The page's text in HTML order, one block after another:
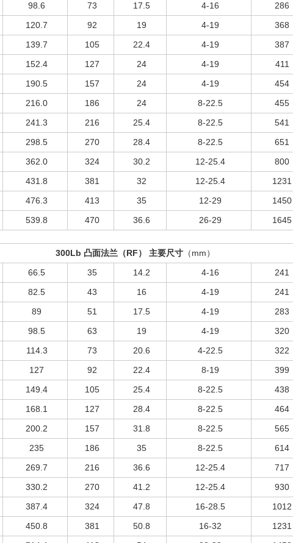
98.6 73 17.5 4-16 286
120.7 92 19 4-19 368
139.7 105 22.4 4-19 387
152.4 127 24 4-19 411
190.5 157 24 4-19 454
216.0 186 24 8-22.5 455
241.3 216 25.4 8-22.5 541
298.5 270 28.4 8-22.5 651
362.0 324 30.2 12-25.4 800
431.8 381 32 12-25.4 1231
476.3 413 35 12-29 1450
539.8 470 36.6 26-29 1645
300Lb 凸面法兰（RF） 主要尺寸 （mm）
66.5 35 14.2 4-16 241
82.5 43 16 4-19 241
89 51 17.5 4-19 283
98.5 63 19 4-19 320
114.3 73 20.6 4-22.5 322
127 92 22.4 8-19 399
149.4 105 25.4 8-22.5 438
168.1 127 28.4 8-22.5 464
200.2 157 31.8 8-22.5 565
235 186 35 8-22.5 614
269.7 216 36.6 12-25.4 717
330.2 270 41.2 12-25.4 930
387.4 324 47.8 16-28.5 1012
450.8 381 50.8 16-32 1231